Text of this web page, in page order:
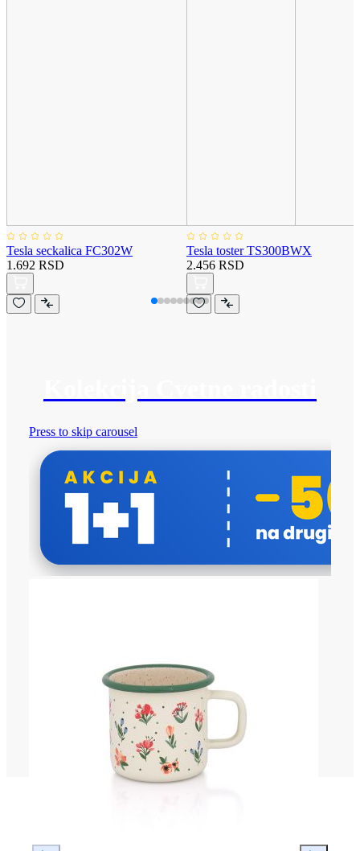
Tesla seckalica FC302W
1.692 RSD
Tesla toster TS300BWX
2.456 RSD
Press to skip carousel